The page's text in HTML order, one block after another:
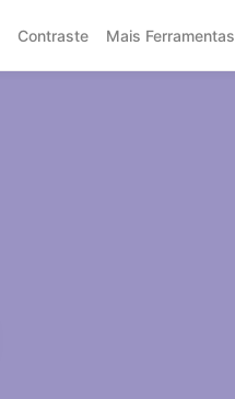
Contraste Mais Ferramentas